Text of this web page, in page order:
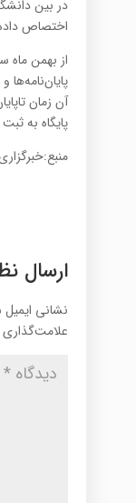
در بين
اختصاص
پایگاه به
ارسال
نشانی
علامت‌گذاری